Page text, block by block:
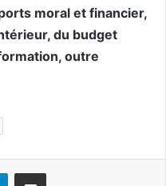
moral et financier,
du budget
outre
Telegram